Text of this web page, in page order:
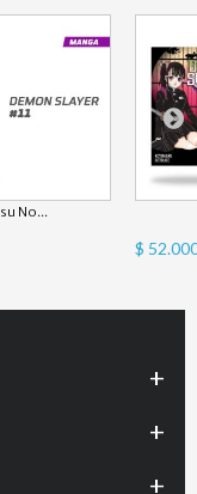
No...
$